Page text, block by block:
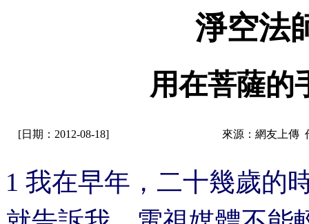
淨空法
用在菩薩的
[日期：2012-08-18] 來源：網友上傳
1 我在早年，二十幾歲的